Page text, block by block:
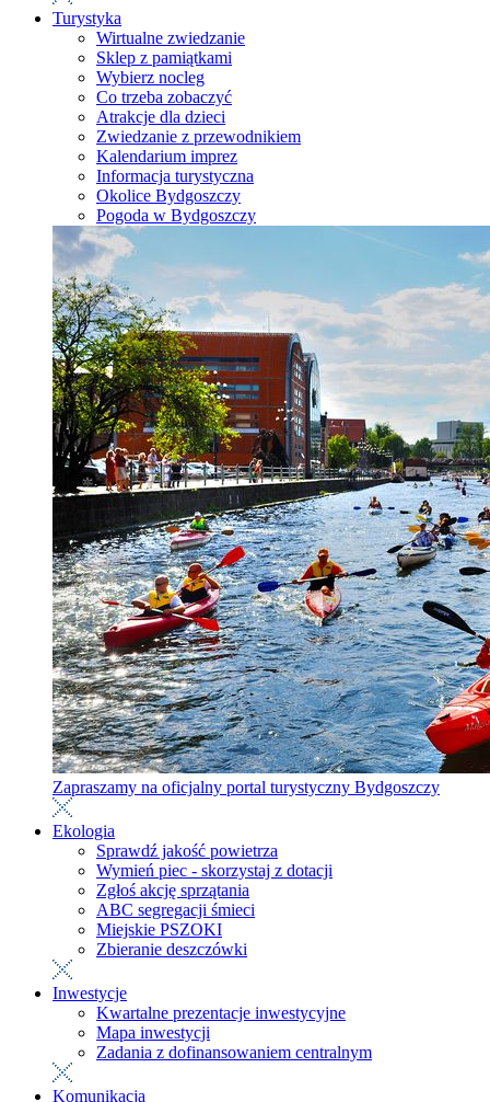
Turystyka
Wirtualne zwiedzanie
Sklep z pamiątkami
Wybierz nocleg
Co trzeba zobaczyć
Atrakcje dla dzieci
Zwiedzanie z przewodnikiem
Kalendarium imprez
Informacja turystyczna
Okolice Bydgoszczy
Pogoda w Bydgoszczy
Zapraszamy na oficjalny portal turystyczny Bydgoszczy
Ekologia
Sprawdź jakość powietrza
Wymień piec - skorzystaj z dotacji
Zgłoś akcję sprzątania
ABC segregacji śmieci
Miejskie PSZOKI
Zbieranie deszczówki
Inwestycje
Kwartalne prezentacje inwestycyjne
Mapa inwestycji
Zadania z dofinansowaniem centralnym
Komunikacja